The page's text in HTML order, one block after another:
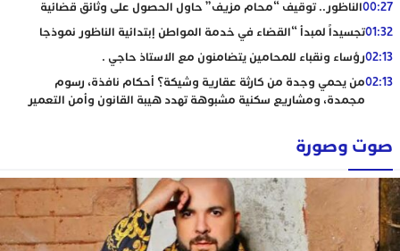
00:27الناظور.. توقيف “محام مزيف” حاول الحصول على وثائق قضائية
01:32تجسيداً لمبدأ “القضاء في خدمة المواطن إبتدائية الناظور نموذجا
02:13رؤساء ونقباء للمحامين يتضامنون مع الاستاذ حاجي .
02:13من يحمي وجدة من كارثة عقارية وشيكة؟ أحكام نافذة، رسوم
مجمدة، ومشاريع سكنية مشبوهة تهدد هيبة القانون وأمن التعمير
صوت وصورة